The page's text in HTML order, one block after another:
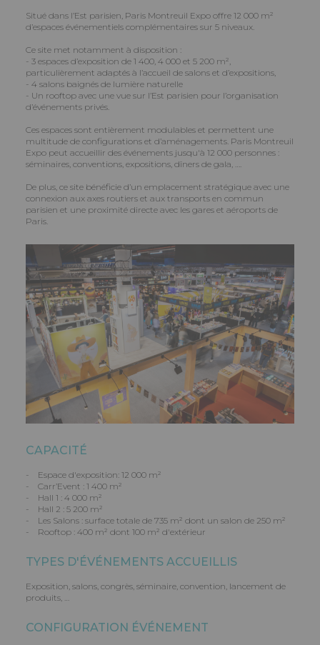
Situé dans l’Est parisien, Paris Montreuil Expo offre 12 000 m²
d’espaces événementiels complémentaires sur 5 niveaux.
Ce site met notamment à disposition :
- 3 espaces d’exposition de 1 400, 4 000 et 5 200 m²,
particulièrement adaptés à l’accueil de salons et d’expositions,
- 4 salons baignés de lumière naturelle
- Un rooftop avec une vue sur l’Est parisien pour l’organisation
d’événements privés.
Ces espaces sont entièrement modulables et permettent une
multitude de configurations et d’aménagements. Paris Montreuil
Expo peut accueillir des événements jusqu'à 12 000 personnes :
séminaires, conventions, expositions, dîners de gala, ….
De plus, ce site bénéficie d’un emplacement stratégique avec une
connexion aux axes routiers et aux transports en commun
parisien et une proximité directe avec les gares et aéroports de
Paris.
CAPACITÉ
- Espace d'exposition: 12 000 m²
- Carr’Event : 1 400 m²
- Hall 1 : 4 000 m²
- Hall 2 : 5 200 m²
- Les Salons : surface totale de 735 m² dont un salon de 250 m²
- Rooftop : 400 m² dont 100 m² d'extérieur
TYPES D'ÉVÉNEMENTS ACCUEILLIS
Exposition, salons, congrès, séminaire, convention, lancement de
produits, …
CONFIGURATION ÉVÉNEMENT